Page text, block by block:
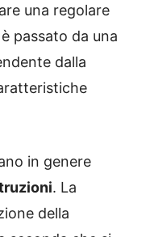
una regolare
passato da una
dalla
in genere
. La
della